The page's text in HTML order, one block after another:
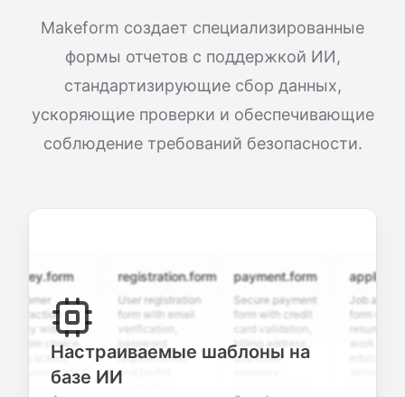
Makeform создает специализированные
формы отчетов с поддержкой ИИ,
стандартизирующие сбор данных,
ускоряющие проверки и обеспечивающие
соблюдение требований безопасности.
choice,
ended
registration.form
User registration
form with email
verification,
requirements,
and profile
information
payment.form
Secure payment
form with credit
card validation,
billing address,
and order
Job application
form with
resume upload,
Настраиваемые шаблоны на
базе ИИ